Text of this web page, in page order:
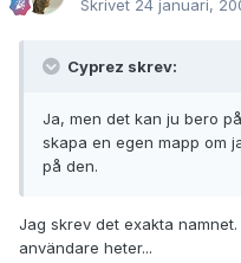
Skrivet 24 januari,
Cyprez skrev:
Ja, men det kan ju bero på
skapa en egen mapp om
på den.
Jag skrev det exakta
användare heter...